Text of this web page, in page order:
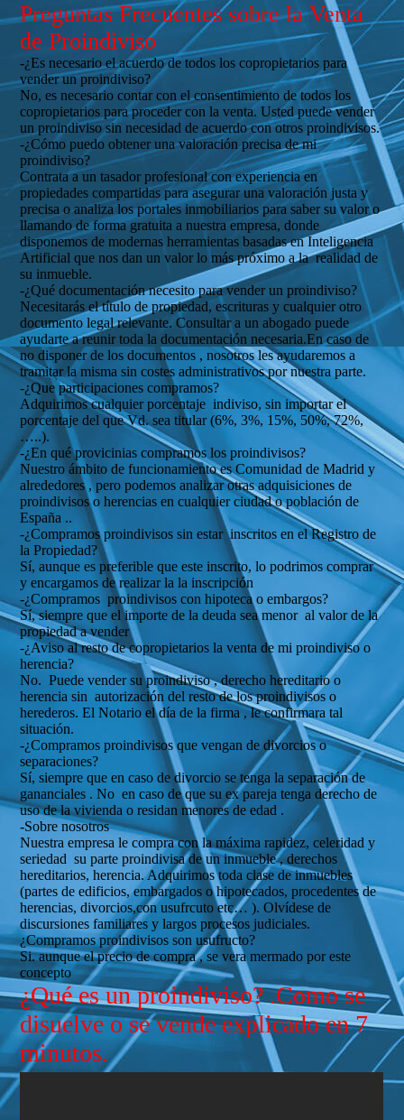
Preguntas Frecuentes sobre la Venta
de Proindiviso
-¿Es necesario el acuerdo de todos los copropietarios para
vender un proindiviso?
No, es necesario contar con el consentimiento de todos los
copropietarios para proceder con la venta. Usted puede vender
un proindiviso sin necesidad de acuerdo con otros proindivisos.
-¿Cómo puedo obtener una valoración precisa de mi
proindiviso?
Contrata a un tasador profesional con experiencia en
propiedades compartidas para asegurar una valoración justa y
precisa o analiza los portales inmobiliarios para saber su valor o
llamando de forma gratuita a nuestra empresa, donde
disponemos de modernas herramientas basadas en Inteligencia
Artificial que nos dan un valor lo más próximo a la realidad de
su inmueble.
-¿Qué documentación necesito para vender un proindiviso?
Necesitarás el título de propiedad, escrituras y cualquier otro
documento legal relevante. Consultar a un abogado puede
ayudarte a reunir toda la documentación necesaria.En caso de
no disponer de los documentos , nosotros les ayudaremos a
tramitar la misma sin costes administrativos por nuestra parte.
-¿Que participaciones compramos?
Adquirimos cualquier porcentaje indiviso, sin importar el
porcentaje del que Vd. sea titular (6%, 3%, 15%, 50%, 72%,
…..).
-¿En qué provicinias compramos los proindivisos?
Nuestro ámbito de funcionamiento es Comunidad de Madrid y
alrededores , pero podemos analizar otras adquisiciones de
proindivisos o herencias en cualquier ciudad o población de
España ..
-¿Compramos proindivisos sin estar inscritos en el Registro de
la Propiedad?
Sí, aunque es preferible que este inscrito, lo podrimos comprar
y encargamos de realizar la la inscripción
-¿Compramos proindivisos con hipoteca o embargos?
Sí, siempre que el importe de la deuda sea menor al valor de la
propiedad a vender
-¿Aviso al resto de copropietarios la venta de mi proindiviso o
herencia?
No. Puede vender su proindiviso , derecho hereditario o
herencia sin autorización del resto de los proindivisos o
herederos. El Notario el día de la firma , le confirmara tal
situación.
-¿Compramos proindivisos que vengan de divorcios o
separaciones?
Sí, siempre que en caso de divorcio se tenga la separación de
gananciales . No en caso de que su ex pareja tenga derecho de
uso de la vivienda o residan menores de edad .
-Sobre nosotros
Nuestra empresa le compra con la máxima rapidez, celeridad y
seriedad su parte proindivisa de un inmueble , derechos
hereditarios, herencia. Adquirimos toda clase de inmuebles
(partes de edificios, embargados o hipotecados, procedentes de
herencias, divorcios,con usufrcuto etc… ). Olvídese de
discursiones familiares y largos procesos judiciales.
¿Compramos proindivisos son usufructo?
Si. aunque el precio de compra , se vera mermado por este
concepto
¿Qué es un proindiviso? .Como se
disuelve o se vende explicado en 7
minutos.